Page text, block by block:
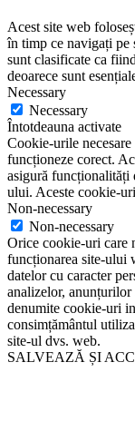
Acest site web
în timp ce navigați pe
sunt clasificate ca
deoarece sunt
Necessary
Necessary
Întotdeauna activate
Cookie-urile necesare
funcționeze corect.
asigură funcționalități
ului. Aceste cookie-
Non-necessary
Non-necessary
Orice cookie-uri care
funcționarea site-ului
datelor cu caracter
analizelor,
denumite cookie-uri
consimțământul
site-ul dvs. web.
SALVEAZĂ ȘI